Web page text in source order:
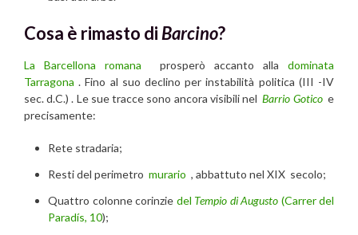
Cosa è rimasto di Barcino?
La Barcellona romana prosperò accanto alladominata
Tarragona . Fino al suo declino per instabilità politica (III -IV
sec. d.C.) . Le sue tracce sono ancora visibili nelBarrio Goticoe
precisamente:
Rete stradaria;
Resti del perimetro murario , abbattuto nel XIX secolo;
Quattro colonne corinzie del Tempio di Augusto (Carrer del
Paradís, 10);